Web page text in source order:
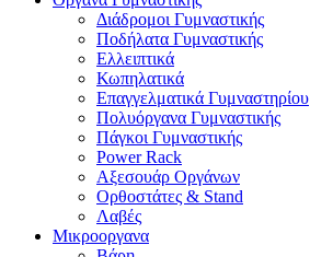
Διάδρομοι Γυμναστικής
Ποδήλατα Γυμναστικής
Ελλειπτικά
Κωπηλατικά
Επαγγελματικά Γυμναστηρίου
Πολυόργανα Γυμναστικής
Πάγκοι Γυμναστικής
Power Rack
Αξεσουάρ Οργάνων
Ορθοστάτες & Stand
Λαβές
Μικροοργανα